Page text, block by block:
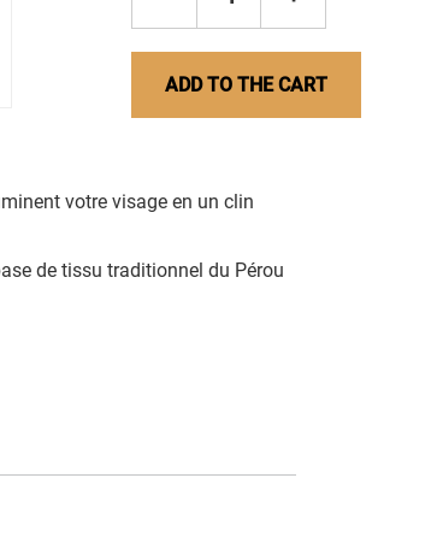
ADD TO THE CART
votre visage en un clin
de tissu traditionnel du Pérou